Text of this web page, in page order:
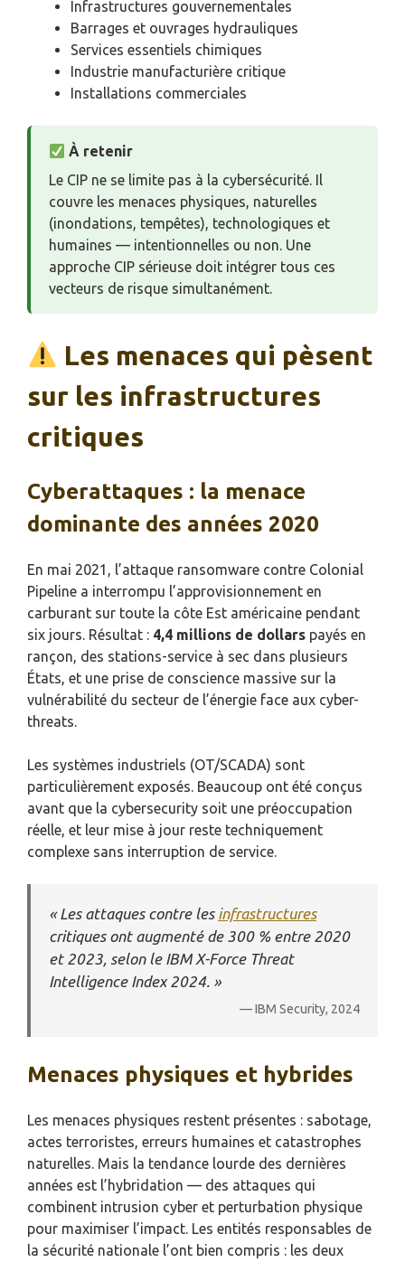
Infrastructures gouvernementales
Barrages et ouvrages hydrauliques
Services essentiels chimiques
Industrie manufacturière critique
Installations commerciales
À retenir
Le CIP ne se limite pas à la cybersécurité. Il
couvre les menaces physiques, naturelles
(inondations, tempêtes), technologiques et
humaines — intentionnelles ou non. Une
approche CIP sérieuse doit intégrer tous ces
vecteurs de risque simultanément.
Les menaces qui pèsent
sur les infrastructures
critiques
Cyberattaques : la menace
dominante des années 2020
En mai 2021, l’attaque ransomware contre Colonial
Pipeline a interrompu l’approvisionnement en
carburant sur toute la côte Est américaine pendant
six jours. Résultat : 4,4 millions de dollars payés en
rançon, des stations-service à sec dans plusieurs
États, et une prise de conscience massive sur la
vulnérabilité du secteur de l’énergie face aux cyber-
threats.
Les systèmes industriels (OT/SCADA) sont
particulièrement exposés. Beaucoup ont été conçus
avant que la cybersecurity soit une préoccupation
réelle, et leur mise à jour reste techniquement
complexe sans interruption de service.
« Les attaques contre les infrastructures
critiques ont augmenté de 300 % entre 2020
et 2023, selon le IBM X-Force Threat
Intelligence Index 2024. »
— IBM Security, 2024
Menaces physiques et hybrides
Les menaces physiques restent présentes : sabotage,
actes terroristes, erreurs humaines et catastrophes
naturelles. Mais la tendance lourde des dernières
années est l’hybridation — des attaques qui
combinent intrusion cyber et perturbation physique
pour maximiser l’impact. Les entités responsables de
la sécurité nationale l’ont bien compris : les deux